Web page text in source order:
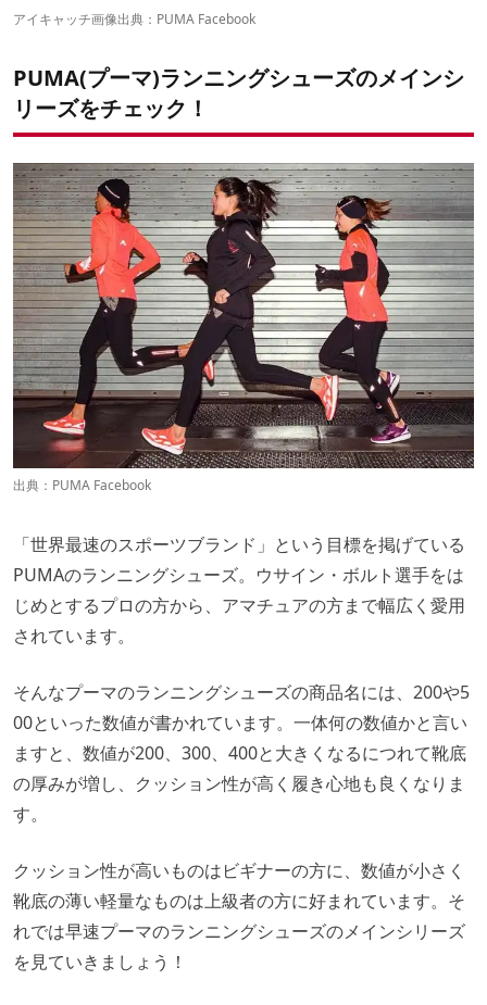
【プーマ ファース 500 V4 パワーウォーム】
アイキャッチ画像出典： PUMA Facebook
PUMA(プーマ)ランニングシューズのメインシ
リーズをチェック！
出典： PUMA Facebook
「世界最速のスポーツブランド」という目標を掲げている
PUMAのランニングシューズ。ウサイン・ボルト選手をは
じめとするプロの方から、アマチュアの方まで幅広く愛用
されています。
そんなプーマのランニングシューズの商品名には、200や5
00といった数値が書かれています。一体何の数値かと言い
ますと、数値が200、300、400と大きくなるにつれて靴底
の厚みが増し、クッション性が高く履き心地も良くなりま
す。
クッション性が高いものはビギナーの方に、数値が小さく
靴底の薄い軽量なものは上級者の方に好まれています。そ
れでは早速プーマのランニングシューズのメインシリーズ
を見ていきましょう！